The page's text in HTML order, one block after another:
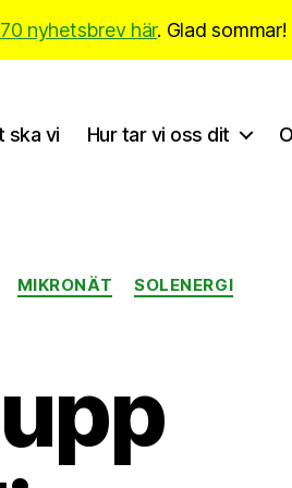
nyhetsbrev här. Glad sommar!
ska vi Hur tar vi oss dit
MIKRONÄT
SOLENERGI